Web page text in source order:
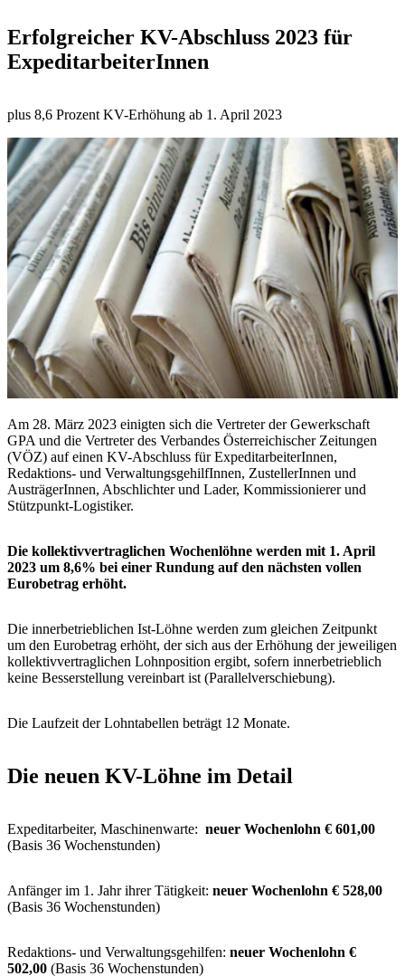
Erfolgreicher KV-Abschluss 2023 für
ExpeditarbeiterInnen
plus 8,6 Prozent KV-Erhöhung ab 1. April 2023
Am 28. März 2023 einigten sich die Vertreter der Gewerkschaft
GPA und die Vertreter des Verbandes Österreichischer Zeitungen
(VÖZ) auf einen KV-Abschluss für ExpeditarbeiterInnen,
Redaktions- und VerwaltungsgehilfInnen, ZustellerInnen und
AusträgerInnen, Abschlichter und Lader, Kommissionierer und
Stützpunkt-Logistiker.
Die kollektivvertraglichen Wochenlöhne werden mit 1. April
2023 um 8,6% bei einer Rundung auf den nächsten vollen
Eurobetrag erhöht.
Die innerbetrieblichen Ist-Löhne werden zum gleichen Zeitpunkt
um den Eurobetrag erhöht, der sich aus der Erhöhung der jeweiligen
kollektivvertraglichen Lohnposition ergibt, sofern innerbetrieblich
keine Besserstellung vereinbart ist (Parallelverschiebung).
Die Laufzeit der Lohntabellen beträgt 12 Monate.
Die neuen KV-Löhne im Detail
Expeditarbeiter, Maschinenwarte: neuer Wochenlohn € 601,00
(Basis 36 Wochenstunden)
Anfänger im 1. Jahr ihrer Tätigkeit: neuer Wochenlohn € 528,00
(Basis 36 Wochenstunden)
Redaktions- und Verwaltungsgehilfen: neuer Wochenlohn €
502,00 (Basis 36 Wochenstunden)